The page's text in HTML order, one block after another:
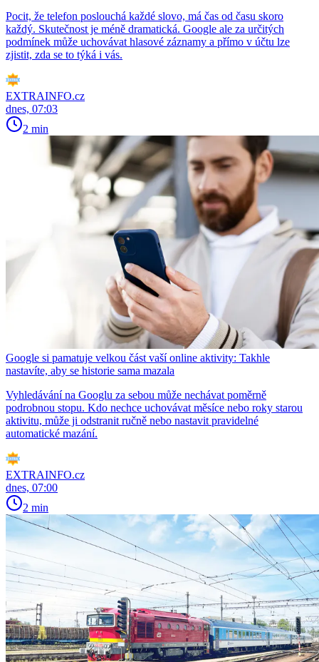
Pocit, že telefon poslouchá každé slovo, má čas od času skoro
každý. Skutečnost je méně dramatická. Google ale za určitých
podmínek může uchovávat hlasové záznamy a přímo v účtu lze
zjistit, zda se to týká i vás.
EXTRAINFO.cz
dnes, 07:03
2 min
Google si pamatuje velkou část vaší online aktivity: Takhle
nastavíte, aby se historie sama mazala
Vyhledávání na Googlu za sebou může nechávat poměrně
podrobnou stopu. Kdo nechce uchovávat měsíce nebo roky starou
aktivitu, může ji odstranit ručně nebo nastavit pravidelné
automatické mazání.
EXTRAINFO.cz
dnes, 07:00
2 min